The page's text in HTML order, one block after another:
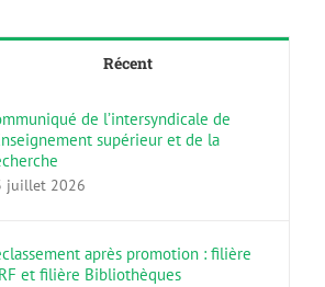
Récent
de l’intersyndicale de
supérieur et de la
juillet 2026
après promotion : filière
et filière Bibliothèques